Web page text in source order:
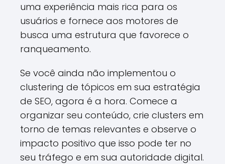
uma experiência mais rica para os
usuários e fornece aos motores de
busca uma estrutura que favorece o
ranqueamento.
Se você ainda não implementou o
clustering de tópicos em sua estratégia
de SEO, agora é a hora. Comece a
organizar seu conteúdo, crie clusters em
torno de temas relevantes e observe o
impacto positivo que isso pode ter no
seu tráfego e em sua autoridade digital.